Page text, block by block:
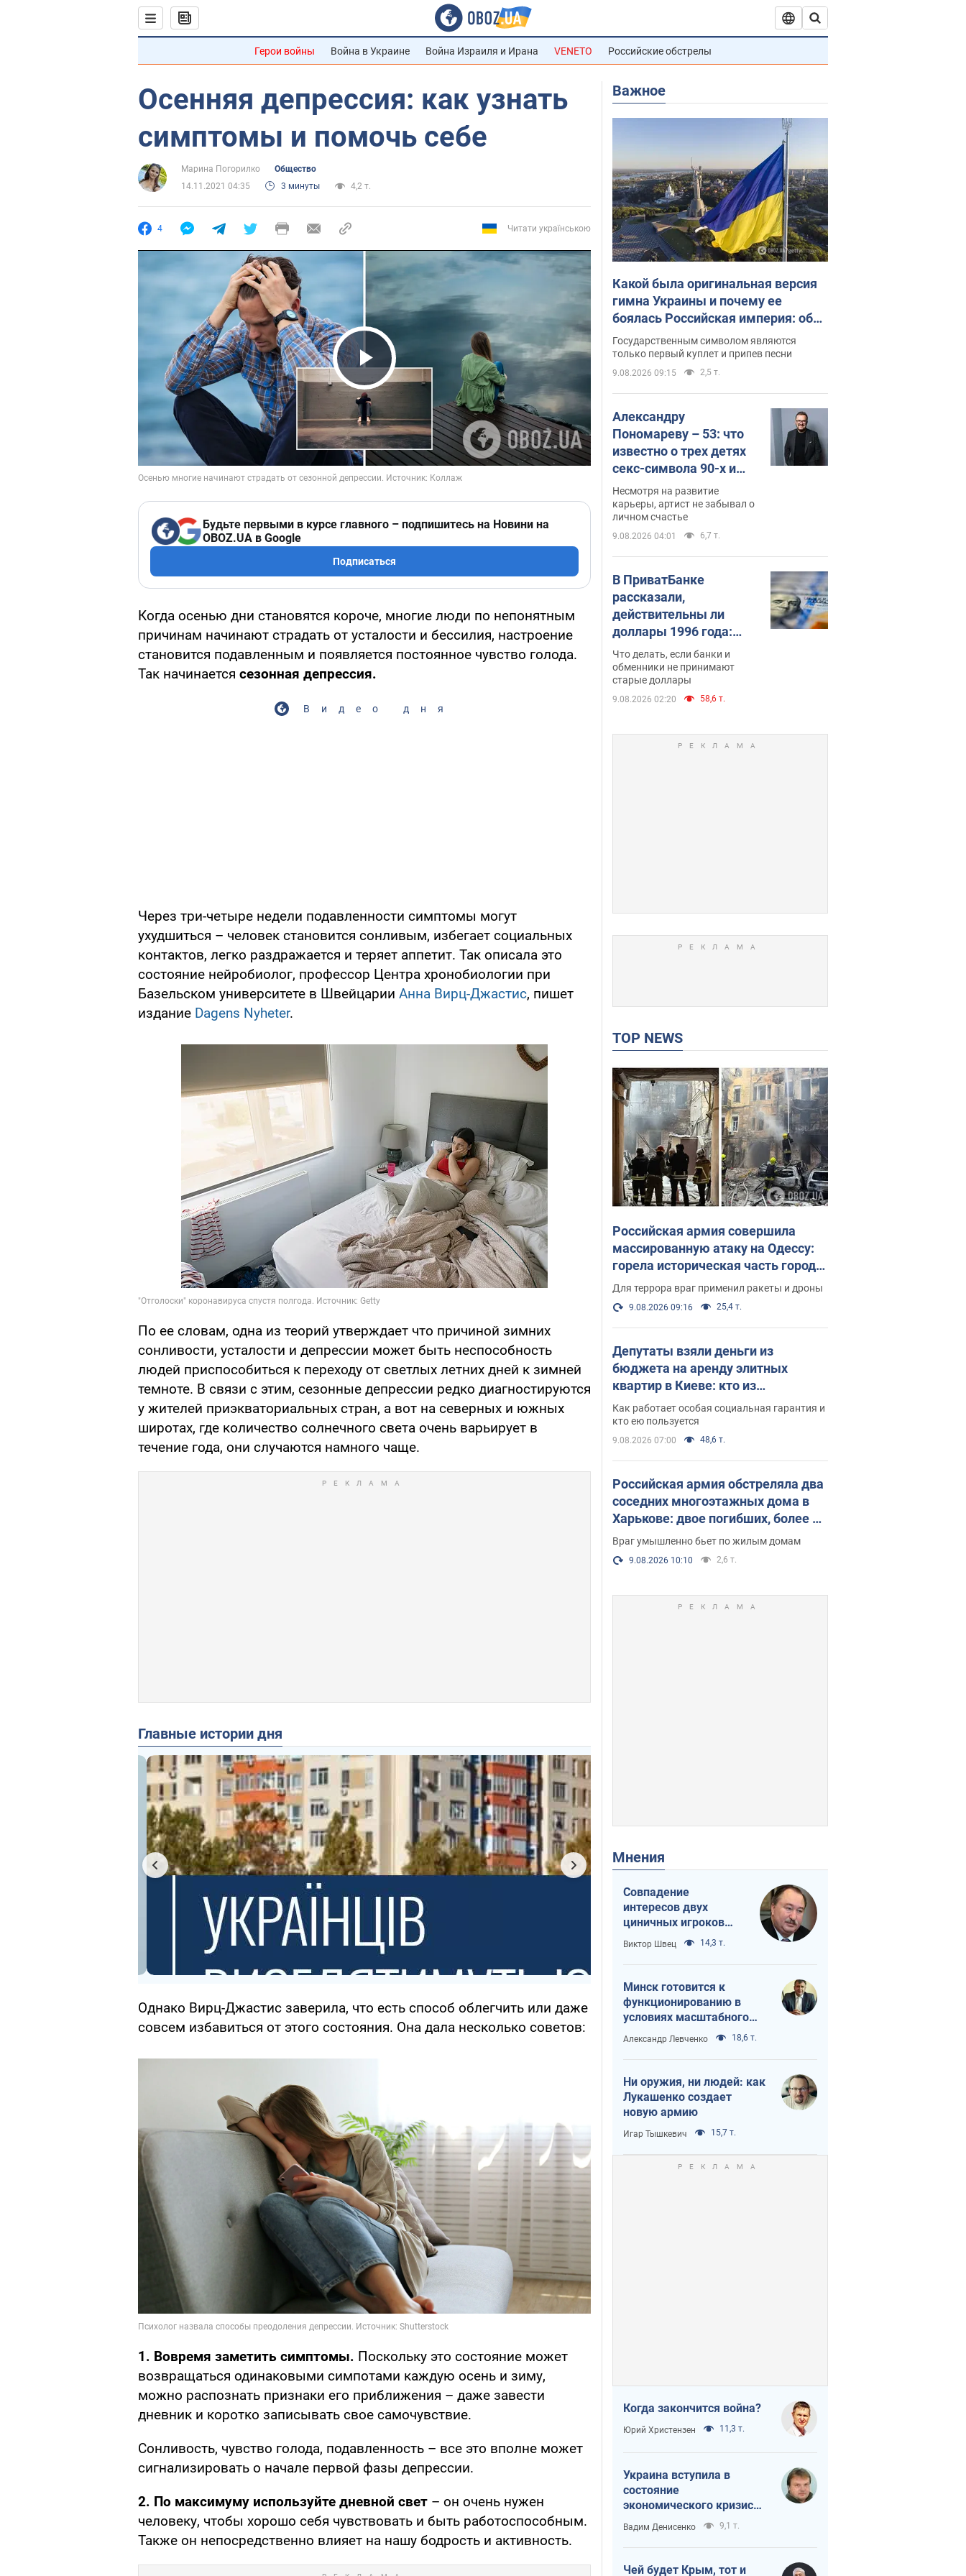
Герои войны Война в Украине Война Израиля и Ирана VENETO Российские обстрелы
Осенняя депрессия: как узнать
симптомы и помочь себе
Марина Погорилко
Общество
14.11.2021 04:35
3 минуты 4,2 т.
4 Читати українською
Play Video
Будьте первыми в курсе главного – подпишитесь на Новини на
OBOZ.UA в Google
Подписаться
Когда осенью дни становятся короче, многие люди по непонятным
причинам начинают страдать от усталости и бессилия, настроение
становится подавленным и появляется постоянное чувство голода.
Так начинается сезонная депрессия.
Видео дня
Через три-четыре недели подавленности симптомы могут
ухудшиться – человек становится сонливым, избегает социальных
контактов, легко раздражается и теряет аппетит. Так описала это
состояние нейробиолог, профессор Центра хронобиологии при
Базельском университете в Швейцарии Анна Вирц-Джастис, пишет
издание Dagens Nyheter.
По ее словам, одна из теорий утверждает что причиной зимних
сонливости, усталости и депрессии может быть неспособность
людей приспособиться к переходу от светлых летних дней к зимней
темноте. В связи с этим, сезонные депрессии редко диагностируются
у жителей приэкваториальных стран, а вот на северных и южных
широтах, где количество солнечного света очень варьирует в
течение года, они случаются намного чаще.
Главные истории дня
Однако Вирц-Джастис заверила, что есть способ облегчить или даже
совсем избавиться от этого состояния. Она дала несколько советов:
1. Вовремя заметить симптомы. Поскольку это состояние может
возвращаться одинаковыми симпотами каждую осень и зиму,
можно распознать признаки его приближения – даже завести
дневник и коротко записывать свое самочувствие.
Сонливость, чувство голода, подавленность – все это вполне может
сигнализировать о начале первой фазы депрессии.
2. По максимуму используйте дневной свет – он очень нужен
человеку, чтобы хорошо себя чувствовать и быть работоспособным.
Также он непосредственно влияет на нашу бодрость и активность.
Важное
Какой была оригинальная версия
гимна Украины и почему ее
боялась Российская империя: об
этом не рассказывают в школе
Государственным символом являются
только первый куплет и припев песни
9.08.2026 09:15 2,5 т.
Александру
Пономареву – 53: что
известно о трех детях
секс-символа 90-х и
как они выглядят
Несмотря на развитие
карьеры, артист не забывал о
личном счастье
9.08.2026 04:01 6,7 т.
В ПриватБанке
рассказали,
действительны ли
доллары 1996 года:
принимают ли
обменники и банки
такие купюры
Что делать, если банки и
обменники не принимают
старые доллары
9.08.2026 02:20 58,6 т.
TOP NEWS
Российская армия совершила
массированную атаку на Одессу:
горела историческая часть города,
есть пострадавшие. Фото и видео
Для террора враг применил ракеты и дроны
9.08.2026 09:16 25,4 т.
Депутаты взяли деньги из
бюджета на аренду элитных
квартир в Киеве: кто из
парламентариев просил средства
и где поселился
Как работает особая социальная гарантия и
кто ею пользуется
9.08.2026 07:00 48,6 т.
Российская армия обстреляла два
соседних многоэтажных дома в
Харькове: двое погибших, более 20
пострадавших
Враг умышленно бьет по жилым домам
9.08.2026 10:10 2,6 т.
Мнения
Совпадение
интересов двух
циничных игроков
или тайный план
Трампа и Путина?
Виктор Швец 14,3 т.
Минск готовится к
функционированию в
условиях масштабного
военного кризиса
Александр Левченко 18,6 т.
Ни оружия, ни людей: как
Лукашенко создает
новую армию
Игар Тышкевич 15,7 т.
Когда закончится война?
Юрий Христензен 11,3 т.
Украина вступила в
состояние
экономического кризиса.
Есть ли свет в конце
туннеля?
Вадим Денисенко 9,1 т.
Чей будет Крым, тот и